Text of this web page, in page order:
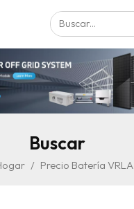
Buscar
/ Precio Batería VRLA